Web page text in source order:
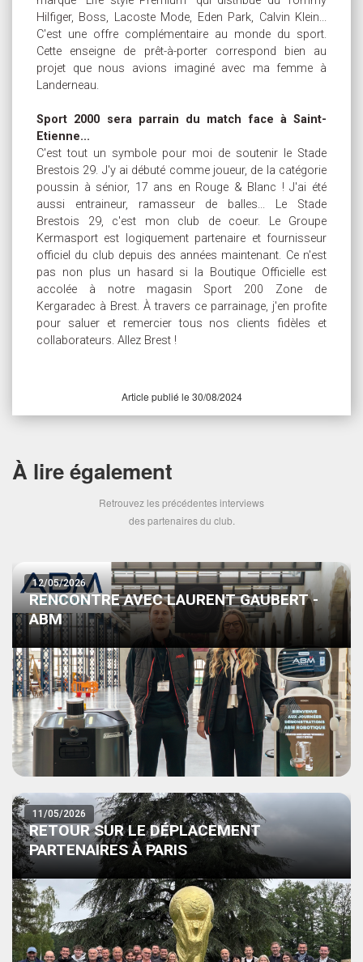
Hilfiger, Boss, Lacoste Mode, Eden Park, Calvin Klein...
C'est une offre complémentaire au monde du sport.
Cette enseigne de prêt-à-porter correspond bien au
projet que nous avions imaginé avec ma femme à
Landerneau.
Sport 2000 sera parrain du match face à Saint-
Etienne...
C'est tout un symbole pour moi de soutenir le Stade
Brestois 29. J'y ai débuté comme joueur, de la catégorie
poussin à sénior, 17 ans en Rouge & Blanc ! J'ai été
aussi entraineur, ramasseur de balles... Le Stade
Brestois 29, c'est mon club de coeur. Le Groupe
Kermasport est logiquement partenaire et fournisseur
officiel du club depuis des années maintenant. Ce n'est
pas non plus un hasard si la Boutique Officielle est
accolée à notre magasin Sport 200 Zone de
Kergaradec à Brest. À travers ce parrainage, j'en profite
pour saluer et remercier tous nos clients fidèles et
collaborateurs. Allez Brest !
Article publié le 30/08/2024
À lire également
Retrouvez les précédentes interviews
des partenaires du club.
12/05/2026
RENCONTRE AVEC LAURENT GAUBERT -
ABM
11/05/2026
RETOUR SUR LE DÉPLACEMENT
PARTENAIRES À PARIS